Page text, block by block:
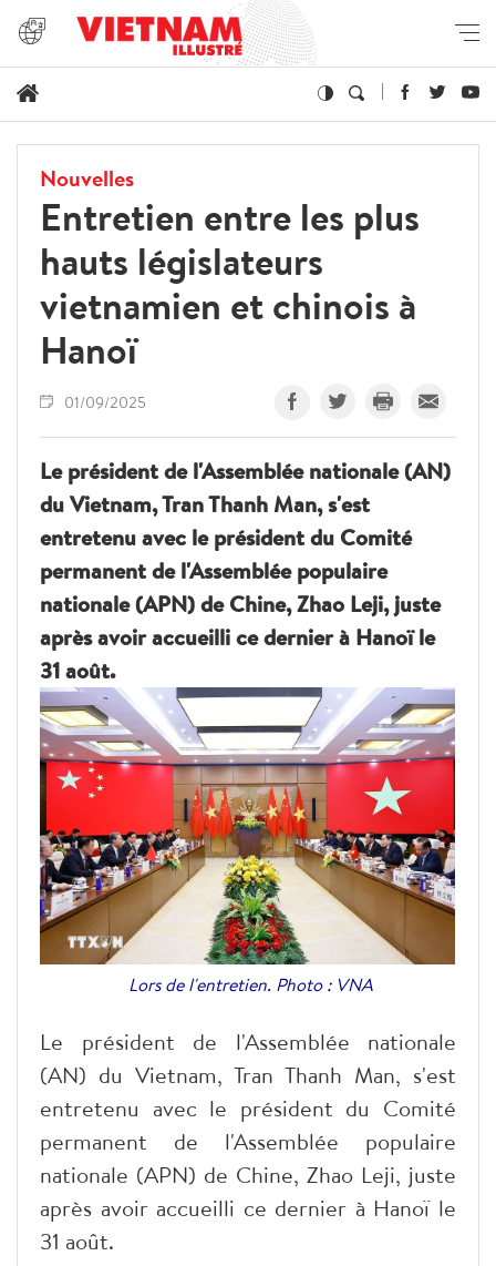
Nouvelles
Entretien entre les plus
hauts législateurs
vietnamien et chinois à
Hanoï
01/09/2025
Le président de l'Assemblée nationale (AN)
du Vietnam, Tran Thanh Man, s'est
entretenu avec le président du Comité
permanent de l'Assemblée populaire
nationale (APN) de Chine, Zhao Leji, juste
après avoir accueilli ce dernier à Hanoï le
31 août.
Lors de l'entretien. Photo : VNA
Le président de l'Assemblée nationale
(AN) du Vietnam, Tran Thanh Man, s'est
entretenu avec le président du Comité
permanent de l'Assemblée populaire
nationale (APN) de Chine, Zhao Leji, juste
après avoir accueilli ce dernier à Hanoï le
31 août.